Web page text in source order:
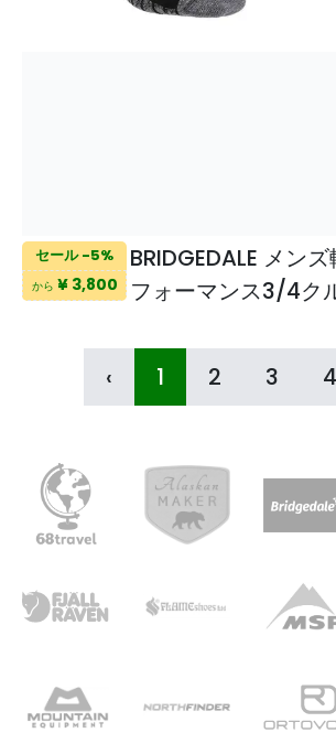
セール -5%
から ¥ 3,800
BRIDGEDALE メン
フォーマンス3/4ク
‹ 1 2 3 4